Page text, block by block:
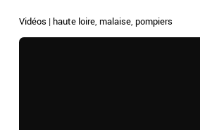
Vidéos |haute loire,malaise,pompiers